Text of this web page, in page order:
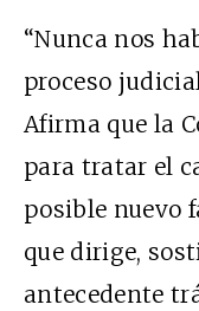
“Nunca nos
proceso
Afirma que la
para tratar el
posible nuevo
que dirige,
antecedente